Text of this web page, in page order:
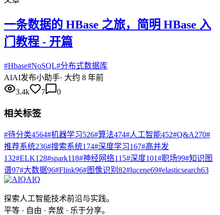
一条数据的 HBase 之旅，简明 HBase 入
门教程 - 开篇
#Hbase#NoSQL#分布式数据库
AIAI发布小助手· 大约 8 年前
3.4k
7 0
相关标签
#待分类4564#机器学习526#算法474#人工智能452#Q&A270#
推荐系统236#搜索系统174#深度学习167#高并发
132#ELK128#spark118#神经网络115#深度101#职场99#知识图
谱97#大数据96#Flink96#图像识别 82#lucene69#elasticsearch63
AIQ
探索人工智能技术前沿与实践。
平等 · 自由 · 奔放 · 乐于分享。